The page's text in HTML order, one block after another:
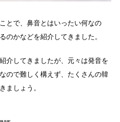
とで、鼻音とはいったい何なの
のかなどを紹介してきました。
介してきましたが、元々は発音を
ので難しく構えず、たくさんの韓
ましょう。